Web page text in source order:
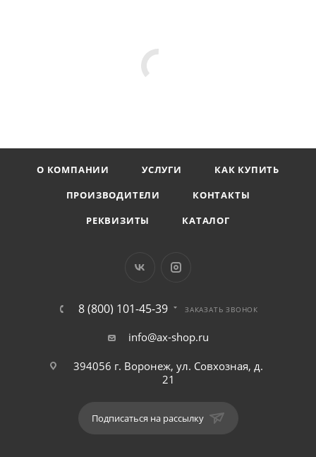
О КОМПАНИИ УСЛУГИ
КАК КУПИТЬ
ПРОИЗВОДИТЕЛИ
КОНТАКТЫ
РЕКВИЗИТЫ
КАТАЛОГ
8 (800) 101-45-39 ЗАКАЗАТЬ ЗВОНОК
info@ax-shop.ru
394056 г. Воронеж, ул. Совхозная, д.
21
Подписаться на рассылку